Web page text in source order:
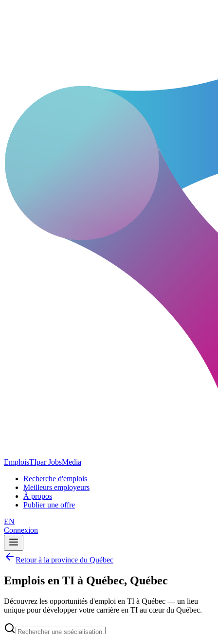
EmploisTIpar JobsMedia
Recherche d'emplois
Meilleurs employeurs
À propos
Publier une offre
EN
Connexion
Retour à la province du Québec
Emplois en TI à Québec, Québec
Découvrez les opportunités d'emploi en TI à Québec — un lieu
unique pour développer votre carrière en TI au cœur du Québec.